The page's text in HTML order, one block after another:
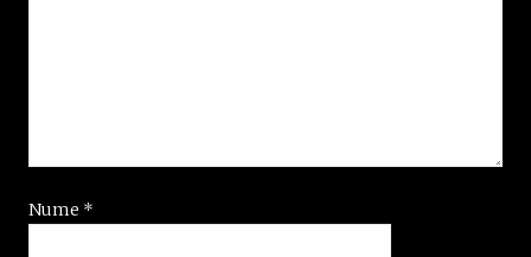
Nume *